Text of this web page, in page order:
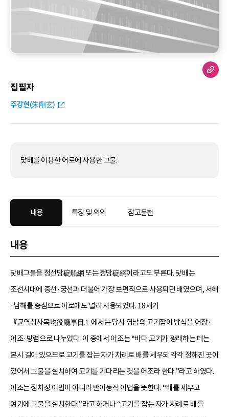
집필자
주강현(朱剛玄)
닻배를 이용한 어로에 사용한 그물.
내용 특징 및 의의 참고문헌
내용
닻배그물을 정선망碇船網 또는 정망碇網이라고도 부른다. 닻배는
조선시대에 중선·궁선과 더불어 가장 보편적으로 사용되던 배였으며, 서해
·남해를 중심으로 어로에도 널리 사용되었다. 18세기
『균역청사목均役廳事目』에서는 당시 영남의 고기잡이 방식을 어장·
어조·방렴으로 나누었다. 이 중에서 어조는 “바다 고기가 왕래하는 데는
본시 길이 있으므로 고기를 잡는 자가 차례로 배를 세우되 각각 정해진 곳이
있어서 그물을 설치하여 고기를 기다리는 것을 어조라 한다.”라고 하였다.
어조는 정치성 어법이 아니라 반이동식 어법을 뜻한다. “배를 세우고
여기에 그물을 설치한다.”라고 하거나 “고기를 잡는 자가 차례로 배를